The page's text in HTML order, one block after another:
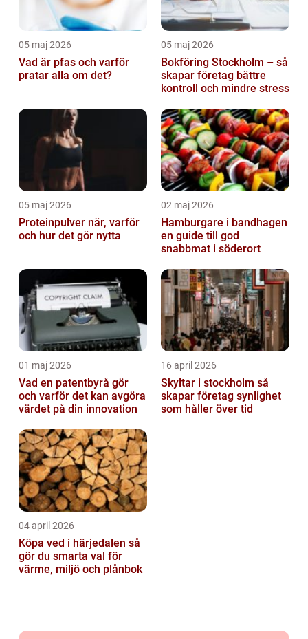
05 maj 2026
Vad är pfas och varför
pratar alla om det?
05 maj 2026
Bokföring Stockholm – så
skapar företag bättre
kontroll och mindre stress
05 maj 2026
Proteinpulver när, varför
och hur det gör nytta
02 maj 2026
Hamburgare i bandhagen
en guide till god
snabbmat i söderort
01 maj 2026
Vad en patentbyrå gör
och varför det kan avgöra
värdet på din innovation
16 april 2026
Skyltar i stockholm så
skapar företag synlighet
som håller över tid
04 april 2026
Köpa ved i härjedalen så
gör du smarta val för
värme, miljö och plånbok